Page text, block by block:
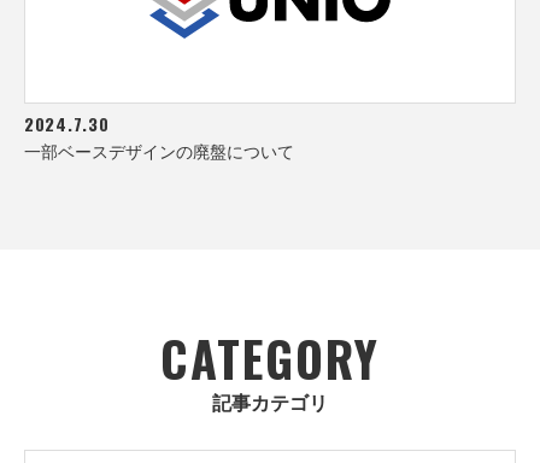
2024.7.30
一部ベースデザインの廃盤について
CATEGORY
記事カテゴリ